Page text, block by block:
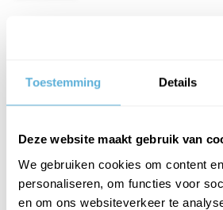
Toestemming Details
Deze website maakt gebruik van
We gebruiken cookies om content
personaliseren, om functies voor
en om ons websiteverkeer te
ADVIEZEN GEHARD
In verband met de veiligheid moet gehard
toegepast in de volgende situaties: